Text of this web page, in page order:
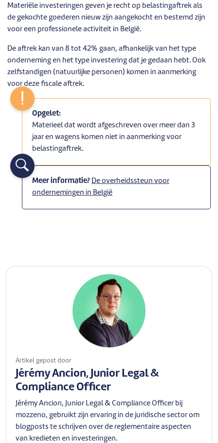
Materiële investeringen geven je recht op belastingaftrek als
de gekochte goederen nieuw zijn aangekocht en bestemd zijn
voor een professionele activiteit in België.
De aftrek kan van 8 tot 42% gaan, afhankelijk van het type
onderneming en het type investering dat je gedaan hebt. Ook
zelfstandigen (natuurlijke personen) komen in aanmerking
voor deze fiscale aftrek.
Opgelet:
Materieel dat wordt afgeschreven over meer dan 3
jaar en wagens komen niet in aanmerking voor
belastingaftrek.
Meer informatie? De overheidssteun voor
ondernemingen in België
Artikel gepost door
Jérémy Ancion, Junior Legal &
Compliance Officer
Jérémy Ancion, Junior Legal & Compliance Officer bij
mozzeno, gebruikt zijn ervaring in de juridische sector om
blogposts te schrijven over de reglementaire aspecten
van kredieten en investeringen.